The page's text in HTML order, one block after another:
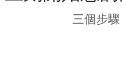
三個步驟